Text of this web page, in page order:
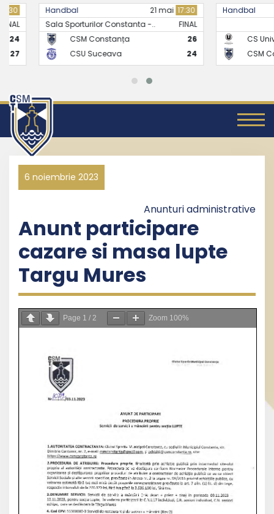
Handbal
17:30
Sala Sporturilor Constanta -..
FINAL
CSM Constanța
CSU Suceava
Handbal
CS
CSM
6 noiembrie 2023
Anunturi administrative
Anunt participare
cazare si masa lupte
Targu Mures
Page 1 / 2 Zoom 100%